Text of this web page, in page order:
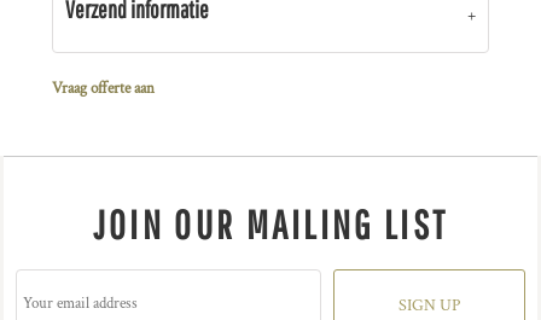
Verzend informatie
Vraag offerte aan
JOIN OUR MAILING LIST
SIGN UP